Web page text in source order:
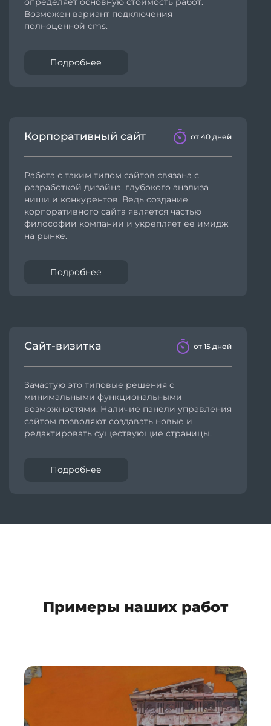
Возможен вариант подключения
полноценной cms.
Подробнее
Корпоративный сайт от 40 дней
Работа с таким типом сайтов связана с
разработкой дизайна, глубокого анализа
ниши и конкурентов. Ведь создание
корпоративного сайта является частью
философии компании и укрепляет ее имидж
на рынке.
Подробнее
Сайт-визитка от 15 дней
Зачастую это типовые решения с
минимальными функциональными
возможностями. Наличие панели управления
сайтом позволяют создавать новые и
редактировать существующие страницы.
Подробнее
Примеры наших работ